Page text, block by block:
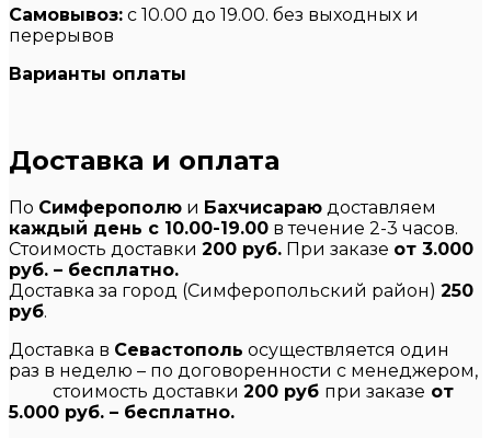
Самовывоз: с 10.00 до 19.00. без выходных и
перерывов
Варианты оплаты
Доставка и оплата
По Симферополю и Бахчисараю доставляем
каждый день с 10.00-19.00 в течение 2-3 часов.
Стоимость доставки 200 руб. При заказе от 3.000
руб. – бесплатно.
Доставка за город (Симферопольский район) 250
руб.
Доставка в Севастополь осуществляется один
раз в неделю – по договоренности с менеджером,
стоимость доставки 200 руб при заказе от
5.000 руб. – бесплатно.